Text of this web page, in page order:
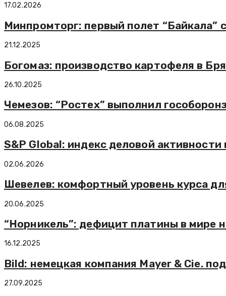
17.02.2026
Минпромторг: первый полет
21.12.2025
Богомаз: производство картофеля в
26.10.2025
Чемезов: “Ростех” выполнил
06.08.2025
S&P Global: индекс деловой
02.06.2026
Шевелев: комфортный уровень курса
20.06.2025
“Норникель”: дефицит платины в мире
16.12.2025
Bild: немецкая компания Mayer & Cie.
27.09.2025